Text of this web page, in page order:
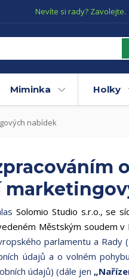
Nevíte si rady? Zavolejte.
Miminka Holky
nabídek
Solomio Studio s.r.o., se
Městským soudem v
parlamentu a
údajů a o volném
údajů) (dále jen